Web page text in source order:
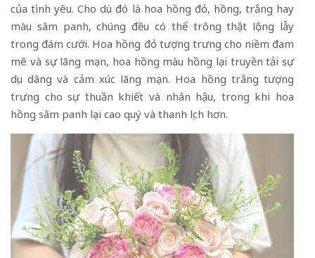
của tình yêu. Cho dù đó là hoa hồng đỏ, hồng, trắng hay
màu sâm panh, chúng đều có thể trông thật lộng lẫy
trong đám cưới. Hoa hồng đỏ tượng trưng cho niềm đam
mê và sự lãng mạn, hoa hồng màu hồng lại truyền tải sự
dịu dàng và cảm xúc lãng mạn. Hoa hồng trắng tượng
trưng cho sự thuần khiết và nhân hậu, trong khi hoa
hồng sâm panh lại cao quý và thanh lịch hơn.